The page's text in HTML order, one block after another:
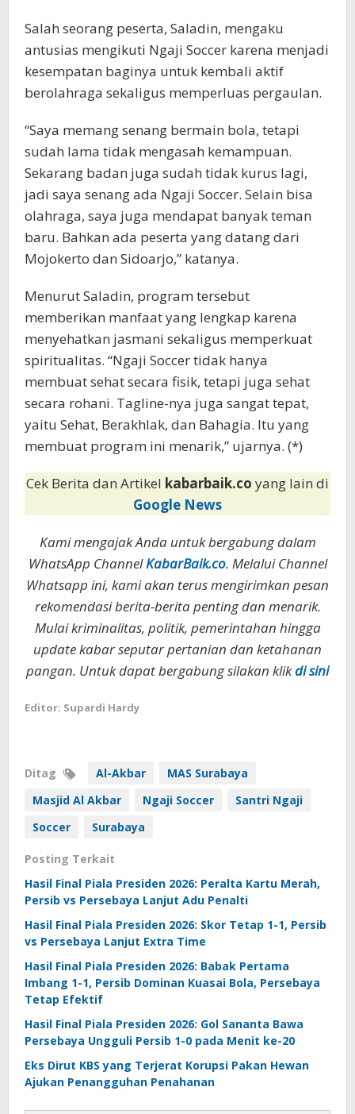
Salah seorang peserta, Saladin, mengaku
antusias mengikuti Ngaji Soccer karena menjadi
kesempatan baginya untuk kembali aktif
berolahraga sekaligus memperluas pergaulan.
“Saya memang senang bermain bola, tetapi
sudah lama tidak mengasah kemampuan.
Sekarang badan juga sudah tidak kurus lagi,
jadi saya senang ada Ngaji Soccer. Selain bisa
olahraga, saya juga mendapat banyak teman
baru. Bahkan ada peserta yang datang dari
Mojokerto dan Sidoarjo,” katanya.
Menurut Saladin, program tersebut
memberikan manfaat yang lengkap karena
menyehatkan jasmani sekaligus memperkuat
spiritualitas. “Ngaji Soccer tidak hanya
membuat sehat secara fisik, tetapi juga sehat
secara rohani. Tagline-nya juga sangat tepat,
yaitu Sehat, Berakhlak, dan Bahagia. Itu yang
membuat program ini menarik,” ujarnya. (*)
Cek Berita dan Artikel kabarbaik.co yang lain di
Google News
Kami mengajak Anda untuk bergabung dalam
WhatsApp ChannelKabarBaik.co. Melalui Channel
Whatsapp ini, kami akan terus mengirimkan pesan
rekomendasi berita-berita penting dan menarik.
Mulai kriminalitas, politik, pemerintahan hingga
update kabar seputar pertanian dan ketahanan
pangan. Untuk dapat bergabung silakan klikdi sini
Editor: Supardi Hardy
Ditag Al-Akbar
MAS Surabaya
Masjid Al Akbar
Ngaji Soccer
Santri Ngaji
Soccer
Surabaya
Posting Terkait
Hasil Final Piala Presiden 2026: Peralta Kartu Merah,
Persib vs Persebaya Lanjut Adu Penalti
Hasil Final Piala Presiden 2026: Skor Tetap 1-1, Persib
vs Persebaya Lanjut Extra Time
Hasil Final Piala Presiden 2026: Babak Pertama
Imbang 1-1, Persib Dominan Kuasai Bola, Persebaya
Tetap Efektif
Hasil Final Piala Presiden 2026: Gol Sananta Bawa
Persebaya Ungguli Persib 1-0 pada Menit ke-20
Eks Dirut KBS yang Terjerat Korupsi Pakan Hewan
Ajukan Penangguhan Penahanan